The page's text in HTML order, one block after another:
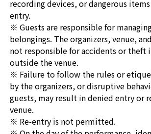
recording devices, or dangerous
entry.
※ Guests are responsible for
belongings. The organizers, venue,
not responsible for accidents or theft
outside the venue.
※ Failure to follow the rules or
by the organizers, or disruptive
guests, may result in denied entry or
venue.
※ Re-entry is not permitted.